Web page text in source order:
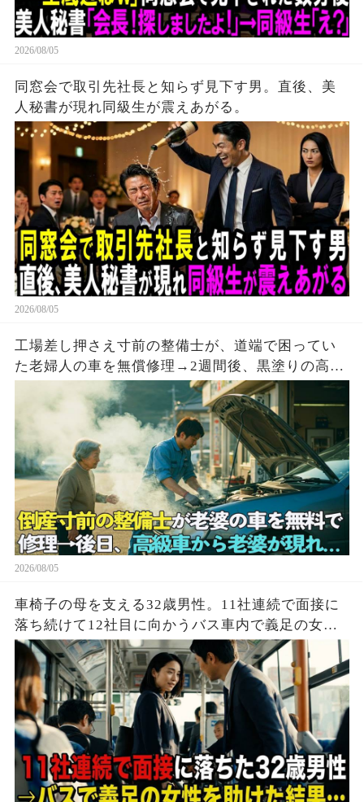
2026/08/05
同窓会で取引先社長と知らず見下す男。直後、美
人秘書が現れ同級生が震えあがる。
2026/08/05
工場差し押さえ寸前の整備士が、道端で困ってい
た老婦人の車を無償修理→2週間後、黒塗りの高級
2026/08/05
車椅子の母を支える32歳男性。11社連続で面接に
落ち続けて12社目に向かうバス車内で義足の女性
を助けた結果…